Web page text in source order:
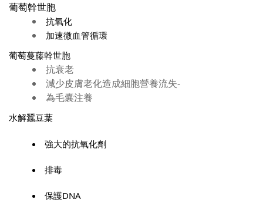
葡萄幹世胞
抗氧化
加速微血管循環
葡萄蔓藤幹世胞
抗衰老
減少皮膚老化造成細胞營養流失-
為毛囊注養
水解蠶豆葉
強大的抗氧化劑
排毒
保護DNA